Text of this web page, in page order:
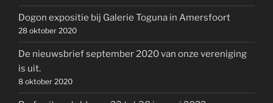
Dogon expositie bij Galerie Toguna in Amersfoort
28 oktober 2020
De nieuwsbrief september 2020 van onze vereniging
is uit.
8 oktober 2020